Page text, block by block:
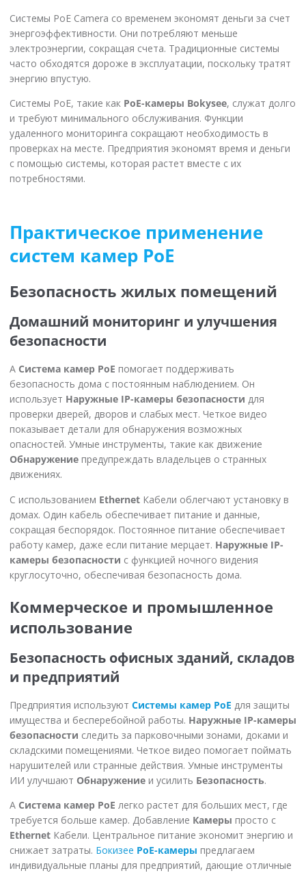
Системы PoE Camera со временем экономят деньги за счет
энергоэффективности. Они потребляют меньше
электроэнергии, сокращая счета. Традиционные системы
часто обходятся дороже в эксплуатации, поскольку тратят
энергию впустую.
Системы PoE, такие как PoE-камеры Bokysee, служат долго
и требуют минимального обслуживания. Функции
удаленного мониторинга сокращают необходимость в
проверках на месте. Предприятия экономят время и деньги
с помощью системы, которая растет вместе с их
потребностями.
Практическое применение
систем камер PoE
Безопасность жилых помещений
Домашний мониторинг и улучшения
безопасности
А Система камер PoE помогает поддерживать
безопасность дома с постоянным наблюдением. Он
использует Наружные IP-камеры безопасности для
проверки дверей, дворов и слабых мест. Четкое видео
показывает детали для обнаружения возможных
опасностей. Умные инструменты, такие как движение
Обнаружение предупреждать владельцев о странных
движениях.
С использованием Ethernet Кабели облегчают установку в
домах. Один кабель обеспечивает питание и данные,
сокращая беспорядок. Постоянное питание обеспечивает
работу камер, даже если питание мерцает. Наружные IP-
камеры безопасности с функцией ночного видения
круглосуточно, обеспечивая безопасность дома.
Коммерческое и промышленное
использование
Безопасность офисных зданий, складов
и предприятий
Предприятия используют Системы камер PoE для защиты
имущества и бесперебойной работы. Наружные IP-камеры
безопасности следить за парковочными зонами, доками и
складскими помещениями. Четкое видео помогает поймать
нарушителей или странные действия. Умные инструменты
ИИ улучшают Обнаружение и усилить Безопасность.
А Система камер PoE легко растет для больших мест, где
требуется больше камер. Добавление Камеры просто с
Ethernet Кабели. Центральное питание экономит энергию и
снижает затраты. Бокизее PoE-камеры предлагаем
индивидуальные планы для предприятий, дающие отличные